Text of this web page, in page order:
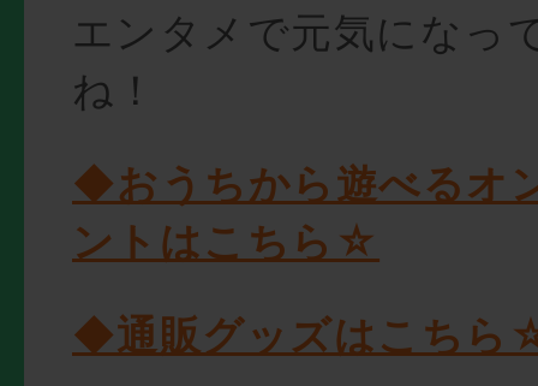
エンタメで元気になっ
ね！
◆おうちから遊べるオ
ントはこちら☆
◆通販グッズはこちら